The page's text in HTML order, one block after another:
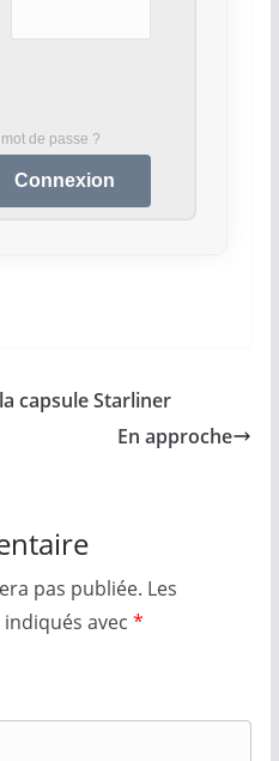
de passe ?
capsule Starliner
En approche
pas publiée. Les
avec *